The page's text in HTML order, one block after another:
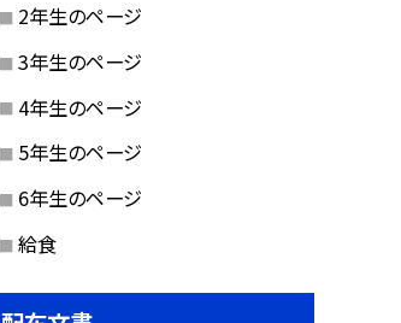
2年生のページ
3年生のページ
4年生のページ
5年生のページ
6年生のページ
給食